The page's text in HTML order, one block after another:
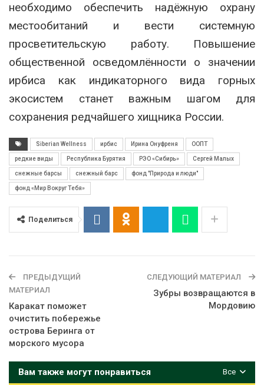
необходимо обеспечить надёжную охрану
местообитаний и вести системную
просветительскую работу. Повышение
общественной осведомлённости о значении
ирбиса как индикаторного вида горных
экосистем станет важным шагом для
сохранения редчайшего хищника России.
Siberian Wellness ирбис Ирина Онуфреня ООПТ
редкие виды Республика Бурятия РЭО «Сибирь» Сергей Малых
снежные барсы снежный барс фонд "Природа и люди"
фонд «Мир Вокруг Тебя»
Поделиться
ПРЕДЫДУЩИЙ
МАТЕРИАЛ
Каракат поможет
очистить побережье
острова Беринга от
морского мусора
СЛЕДУЮЩИЙ МАТЕРИАЛ
Зубры возвращаются в
Мордовию
Все
Вам также могут понравиться